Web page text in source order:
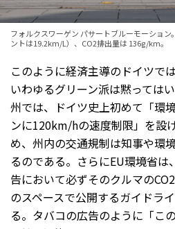
フォルクスワーゲン パサートブルーモーショ
ントは19.2km/L）、CO2排出量は 136g/km。
このように経済主導のドイツで
いわゆるグリーン派は黙っては
州では、ドイツ史上初めて「環
ンに120km/hの速度制限」を設
め、州内の交通規制は知事や環
るのである。さらにEU環境省
告において必ずそのクルマの
のスペースで公開するガイドラ
る。タバコの広告のように「こ